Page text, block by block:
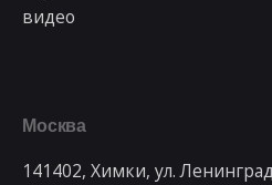
Москва
141402, Химки, ул.